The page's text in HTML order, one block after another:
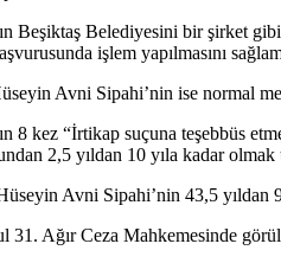
Beşiktaş Belediyesini bir şirket
işlem yapılmasını
Avni Sipahi’nin ise normal
8 kez “İrtikap suçuna teşebbüs
2,5 yıldan 10 yıla kadar
Avni Sipahi’nin 43,5 yıldan
31. Ağır Ceza Mahkemesinde